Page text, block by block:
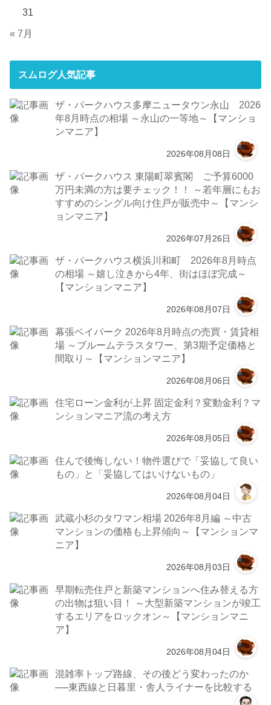
31
« 7月
スムログ人気記事
ザ・パークハウス多摩ニュータウン永山 2026
年8月時点の相場 ～永山の一等地～【マンショ
ンマニア】
2026年08月08日
ザ・パークハウス 東陽町翠賓閣 ご予算6000
万円未満の方は要チェック！！ ～若年層にもお
すすめのシングル向け住戸が販売中～【マンシ
ョンマニア】
2026年07月26日
ザ・パークハウス横浜川和町 2026年8月時点
の相場 ～嬉し泣きから4年、街はほぼ完成～
【マンションマニア】
2026年08月07日
幕張ベイパーク 2026年8月時点の売買・賃貸相
場 ～ブルームテラスタワー、第3期予定価格と
間取り～【マンションマニア】
2026年08月06日
住宅ローン金利が上昇 固定金利？変動金利？マ
ンションマニア流の考え方
2026年08月05日
住んで後悔しない！物件選びで「妥協して良い
もの」と「妥協してはいけないもの」
2026年08月04日
武蔵小杉のタワマン相場 2026年8月編 ～中古
マンションの価格も上昇傾向～【マンションマ
ニア】
2026年08月03日
早期転売住戸と新築マンションへ住み替える方
の出物は狙い目！ ～大型新築マンションが竣工
するエリアをロックオン～【マンションマニ
ア】
2026年08月04日
混雑率トップ路線、その後どう変わったのか
──東西線と日暮里・舎人ライナーを比較する